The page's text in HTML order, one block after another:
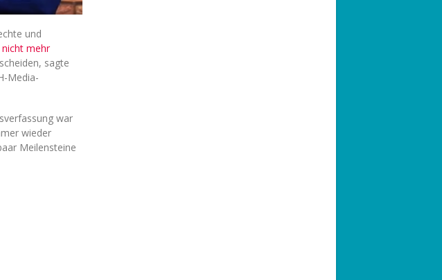
und
mehr
sagte
Media-
war
wieder
Meilensteine